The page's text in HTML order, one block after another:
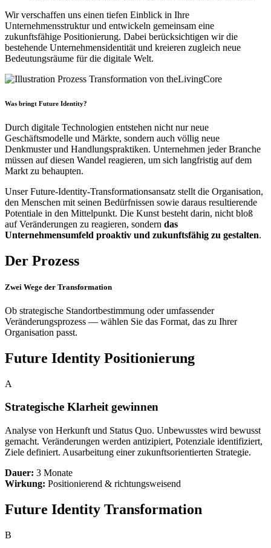
Wir verschaffen uns einen tiefen Einblick in Ihre
Unternehmensstruktur und entwickeln gemeinsam eine
zukunftsfähige Positionierung. Dabei berücksichtigen wir die
bestehende Unternehmensidentität und kreieren zugleich neue
Bedeutungsräume für die digitale Welt.
Was bringt Future Identity?
Durch digitale Technologien entstehen nicht nur neue
Geschäftsmodelle und Märkte, sondern auch völlig neue
Denkmuster und Handlungspraktiken. Unternehmen jeder Branche
müssen auf diesen Wandel reagieren, um sich langfristig auf dem
Markt zu behaupten.
Unser Future-Identity-Transformationsansatz stellt die Organisation,
den Menschen mit seinen Bedürfnissen sowie daraus resultierende
Potentiale in den Mittelpunkt. Die Kunst besteht darin, nicht bloß
auf Veränderungen zu reagieren, sondern das
Unternehmensumfeld proaktiv und zukunftsfähig zu gestalten.
Der Prozess
Zwei Wege der Transformation
Ob strategische Standortbestimmung oder umfassender
Veränderungsprozess — wählen Sie das Format, das zu Ihrer
Organisation passt.
Future Identity Positionierung
A
Strategische Klarheit gewinnen
Analyse von Herkunft und Status Quo. Unbewusstes wird bewusst
gemacht. Veränderungen werden antizipiert, Potenziale identifiziert,
Ziele definiert. Ausarbeitung einer zukunftsorientierten Strategie.
Dauer: 3 Monate
Wirkung: Positionierend & richtungsweisend
Future Identity Transformation
B